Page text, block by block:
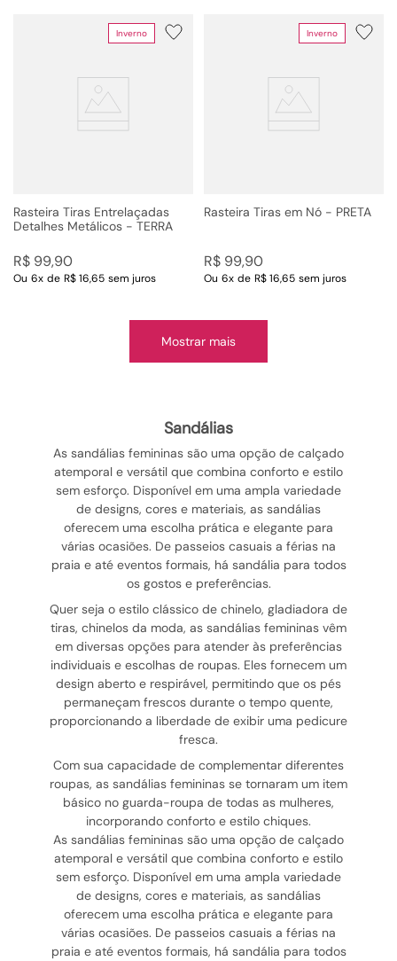
Inverno
Rasteira Tiras Entrelaçadas
Detalhes Metálicos - TERRA
R$ 99,90
Ou 6x de R$ 16,65 sem juros
Inverno
Rasteira Tiras em Nó - PRETA
R$ 99,90
Ou 6x de R$ 16,65 sem juros
Mostrar mais
sandálias
As sandálias femininas são uma opção de calçado
atemporal e versátil que combina conforto e estilo
sem esforço. Disponível em uma ampla variedade
de designs, cores e materiais, as sandálias
oferecem uma escolha prática e elegante para
várias ocasiões. De passeios casuais a férias na
praia e até eventos formais, há sandália para todos
os gostos e preferências.
Quer seja o estilo clássico de chinelo, gladiadora de
tiras, chinelos da moda, as sandálias femininas vêm
em diversas opções para atender às preferências
individuais e escolhas de roupas. Eles fornecem um
design aberto e respirável, permitindo que os pés
permaneçam frescos durante o tempo quente,
proporcionando a liberdade de exibir uma pedicure
fresca.
Com sua capacidade de complementar diferentes
roupas, as sandálias femininas se tornaram um item
básico no guarda-roupa de todas as mulheres,
incorporando conforto e estilo chiques.
As sandálias femininas são uma opção de calçado
atemporal e versátil que combina conforto e estilo
sem esforço. Disponível em uma ampla variedade
de designs, cores e materiais, as sandálias
oferecem uma escolha prática e elegante para
várias ocasiões. De passeios casuais a férias na
praia e até eventos formais, há sandália para todos